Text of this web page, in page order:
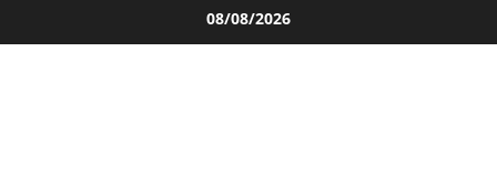
al
08/08/2026